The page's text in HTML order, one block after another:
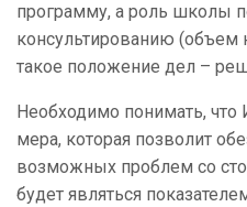
программу, а роль школы
консультированию (объем
такое положение дел –
Необходимо понимать,
мера, которая позволит
возможных проблем со
будет являться